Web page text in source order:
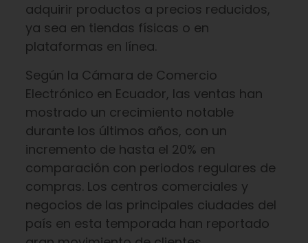
adquirir productos a precios reducidos,
ya sea en tiendas físicas o en
plataformas en línea.
Según la Cámara de Comercio
Electrónico en Ecuador, las ventas han
mostrado un crecimiento notable
durante los últimos años, con un
incremento de hasta el 20% en
comparación con periodos regulares de
compras. Los centros comerciales y
negocios de las principales ciudades del
país en esta temporada han reportado